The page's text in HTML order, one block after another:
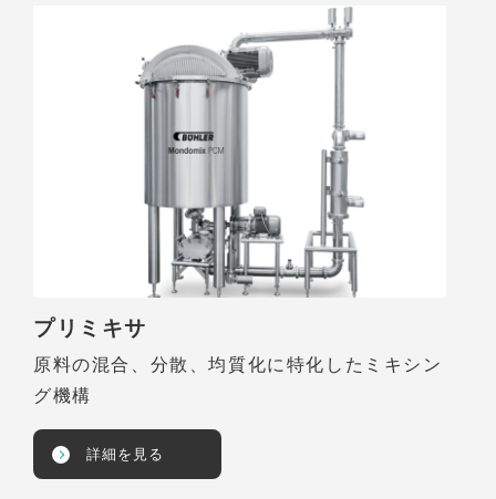
プリミキサ
原料の混合、分散、均質化に特化したミキシン
グ機構
詳細を見る